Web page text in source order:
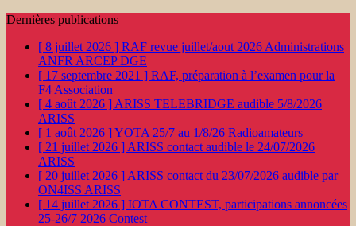
Dernières publications
[ 8 juillet 2026 ] RAF revue juillet/aout 2026 Administrations
ANFR ARCEP DGE
[ 17 septembre 2021 ] RAF, préparation à l’examen pour la
F4 Association
[ 4 août 2026 ] ARISS TELEBRIDGE audible 5/8/2026
ARISS
[ 1 août 2026 ]YOTA 25/7 au 1/8/26 Radioamateurs
[ 21 juillet 2026 ] ARISS contact audible le 24/07/2026
ARISS
[ 20 juillet 2026 ] ARISS contact du 23/07/2026 audible par
ON4ISS ARISS
[ 14 juillet 2026 ] IOTA CONTEST, participations annoncées
25-26/7 2026 Contest